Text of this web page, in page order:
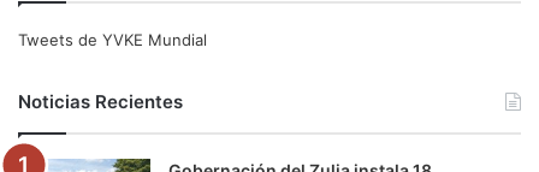
e
o
t
e
b
g
r
k
Tweets de YVKE Mundial
Noticias Recientes